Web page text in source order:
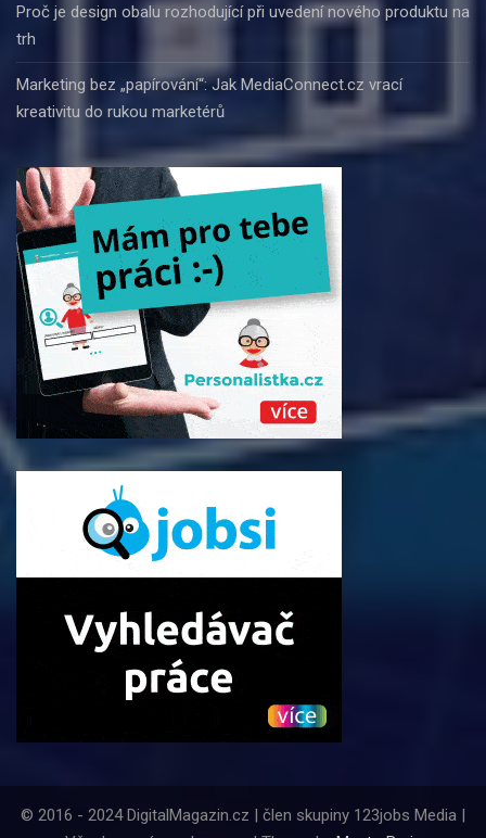
Proč je design obalu rozhodující při uvedení nového produktu na
trh
Marketing bez „papírování“: Jak MediaConnect.cz vrací
kreativitu do rukou marketérů
© 2016 - 2024 DigitalMagazin.cz | člen skupiny 123jobs Media |